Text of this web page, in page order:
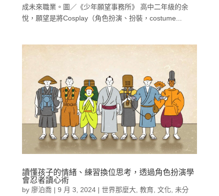
成未來職業。圖／《少年願望事務所》 高中二年級的余
悅，願望是將Cosplay（角色扮演、扮裝，costume...
讀懂孩子的情緒、練習換位思考，透過角色扮演學
會忍者讀心術
by 廖泊喬| 9 月 3, 2024| 世界那麼大, 教育, 文化, 未分